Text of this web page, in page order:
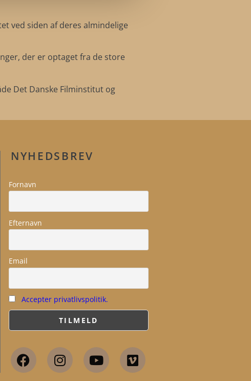
ved siden af deres almindelige
der er optaget fra de store
Det Danske Filminstitut og
NYHEDSBREV
Fornavn
Efternavn
Email
Accepter privatlivspolitik.